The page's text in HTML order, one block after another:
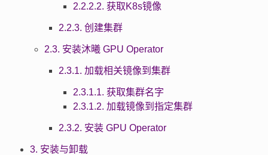
2.2.2.2. 获取K8s镜像
2.2.3. 创建集群
2.3. 安装沐曦 GPU Operator
2.3.1. 加载相关镜像到集群
2.3.1.1. 获取集群名字
2.3.1.2. 加载镜像到指定集群
2.3.2. 安装 GPU Operator
3. 安装与卸载